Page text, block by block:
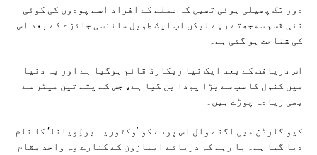
دور تک پھیلی ہوئی تھیں کہ عملے کے افراد اسے پودوں کی کوئی
نئی قسم سمجھتے رہے لیکن اب ایک طویل سائنسی جائزے کے بعد اس
کی شناخت ہو گئی ہے۔
اس دریافت کے بعد ایک نیا ریکارڈ قائم ہوگیا ہے اور یہ دنیا
میں کنول کا سب سے بڑا پودا بن گیا ہے، جس کے پتے تین میٹر سے
بھی زیادہ چوڑے ہیں۔
کیو گارڈن میں اگنے وال اس پودے کو ’وکٹوریہ بولِویانا‘ کا نام
دیا گیا ہے۔ یا رہے کہ دریائے ایمازون کے کنارے وہ واحد مقام